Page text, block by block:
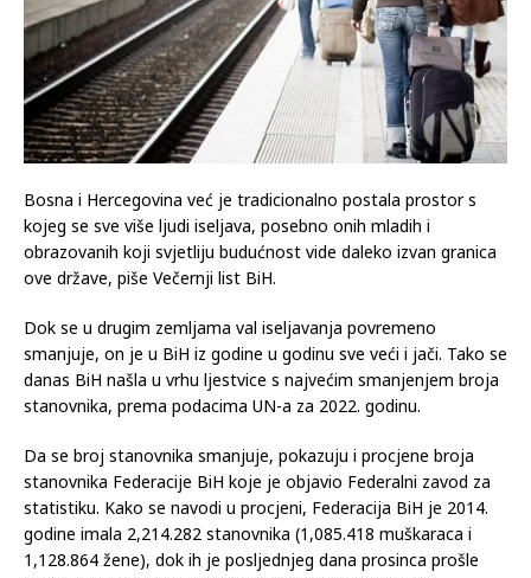
Bosna i Hercegovina već je tradicionalno postala prostor s
kojeg se sve više ljudi iseljava, posebno onih mladih i
obrazovanih koji svjetliju budućnost vide daleko izvan granica
ove države, piše Večernji list BiH.
Dok se u drugim zemljama val iseljavanja povremeno
smanjuje, on je u BiH iz godine u godinu sve veći i jači. Tako se
danas BiH našla u vrhu ljestvice s najvećim smanjenjem broja
stanovnika, prema podacima UN-a za 2022. godinu.
Da se broj stanovnika smanjuje, pokazuju i procjene broja
stanovnika Federacije BiH koje je objavio Federalni zavod za
statistiku. Kako se navodi u procjeni, Federacija BiH je 2014.
godine imala 2,214.282 stanovnika (1,085.418 muškaraca i
1,128.864 žene), dok ih je posljednjeg dana prosinca prošle